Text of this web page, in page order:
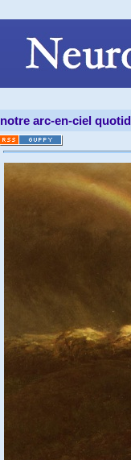
notre arc-en-ciel